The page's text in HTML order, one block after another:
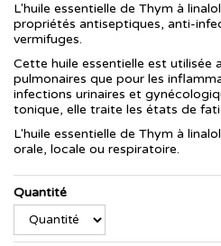
L'huile essentielle de Thym à
propriétés antiseptiques, anti-
vermifuges.
Cette huile essentielle est utilisée
pulmonaires que pour les
infections urinaires et
tonique, elle traite les états de
L'huile essentielle de Thym à
orale, locale ou respiratoire.
Quantité